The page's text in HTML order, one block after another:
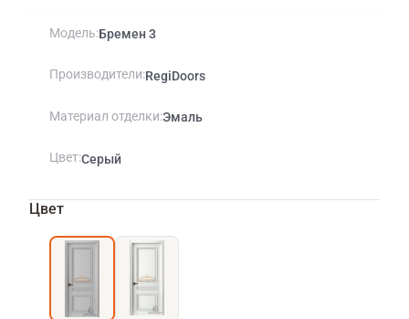
Модель Бремен 3
Производители RegiDoors
Материал отделки Эмаль
ЦветСерый
Цвет